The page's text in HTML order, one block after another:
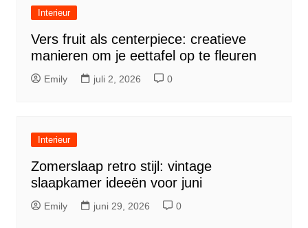
Interieur
Vers fruit als centerpiece: creatieve
manieren om je eettafel op te fleuren
Emily juli 2, 2026 0
Interieur
Zomerslaap retro stijl: vintage
slaapkamer ideeën voor juni
Emily juni 29, 2026 0